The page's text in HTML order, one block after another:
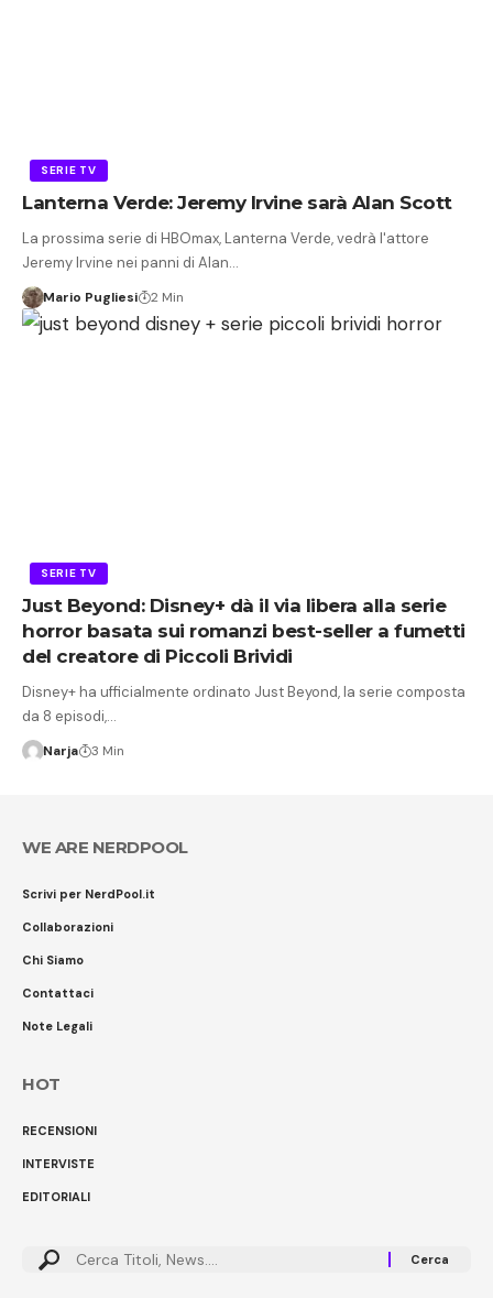
SERIE TV
Lanterna Verde: Jeremy Irvine sarà Alan Scott
La prossima serie di HBOmax, Lanterna Verde, vedrà l'attore
Jeremy Irvine nei panni di Alan…
Mario Pugliesi 2 Min
SERIE TV
Just Beyond: Disney+ dà il via libera alla serie
horror basata sui romanzi best-seller a fumetti
del creatore di Piccoli Brividi
Disney+ ha ufficialmente ordinato Just Beyond, la serie composta
da 8 episodi,…
Narja 3 Min
WE ARE NERDPOOL
Scrivi per NerdPool.it
Collaborazioni
Chi Siamo
Contattaci
Note Legali
HOT
RECENSIONI
INTERVISTE
EDITORIALI
Cerca: